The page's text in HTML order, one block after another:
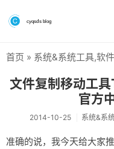
首页 » 系统&系统工具,软件
文件复制移动工
官方
2014-10-25 系统&系
准确的说，我今天给大家